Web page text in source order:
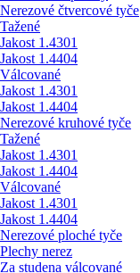
Nerezové čtvercové tyče
Tažené
Jakost 1.4301
Jakost 1.4404
Válcované
Jakost 1.4301
Jakost 1.4404
Nerezové kruhové tyče
Tažené
Jakost 1.4301
Jakost 1.4404
Válcované
Jakost 1.4301
Jakost 1.4404
Nerezové ploché tyče
Plechy nerez
Za studena válcované